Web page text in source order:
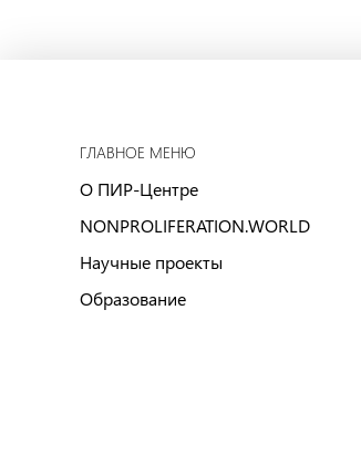
ГЛАВНОЕ МЕНЮ
О ПИР-Центре
NONPROLIFERATION.WORLD
Научные проекты
Образование